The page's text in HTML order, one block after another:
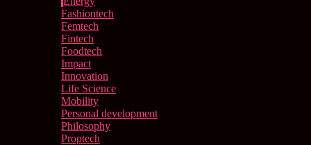
Fashiontech
Femtech
Fintech
Foodtech
Impact
Innovation
Life Science
Mobility
Personal development
Philosophy
Proptech